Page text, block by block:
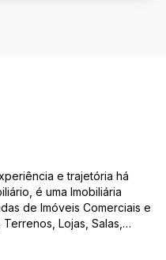
e trajetória há
é uma Imobiliária
de Imóveis Comerciais e
Lojas, Salas,